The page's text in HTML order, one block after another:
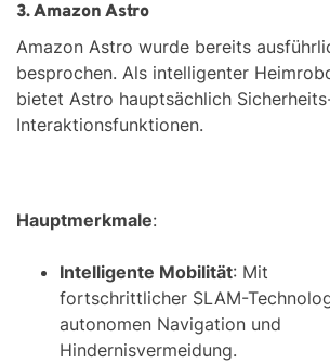
3. Amazon Astro
Amazon Astro wurde bereits
besprochen. Als intelligenter
bietet Astro hauptsächlich
Interaktionsfunktionen.
Hauptmerkmale:
Intelligente Mobilität: Mit
fortschrittlicher SLAM-
autonomen Navigation und
Hindernisvermeidung.